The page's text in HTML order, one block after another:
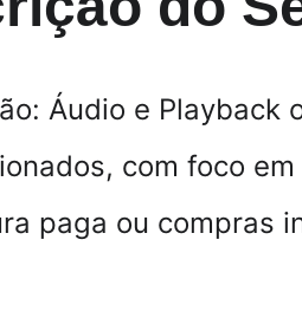
: Áudio e Playback
com foco
paga ou compras